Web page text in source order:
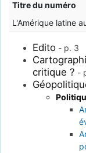
Titre du numéro
L'Amérique latine
Edito - p. 3
critique ? -